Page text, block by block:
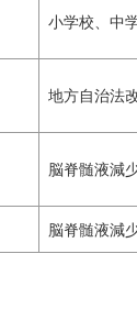
小学校、中
地方自治法
脳脊髄液減
脳脊髄液減